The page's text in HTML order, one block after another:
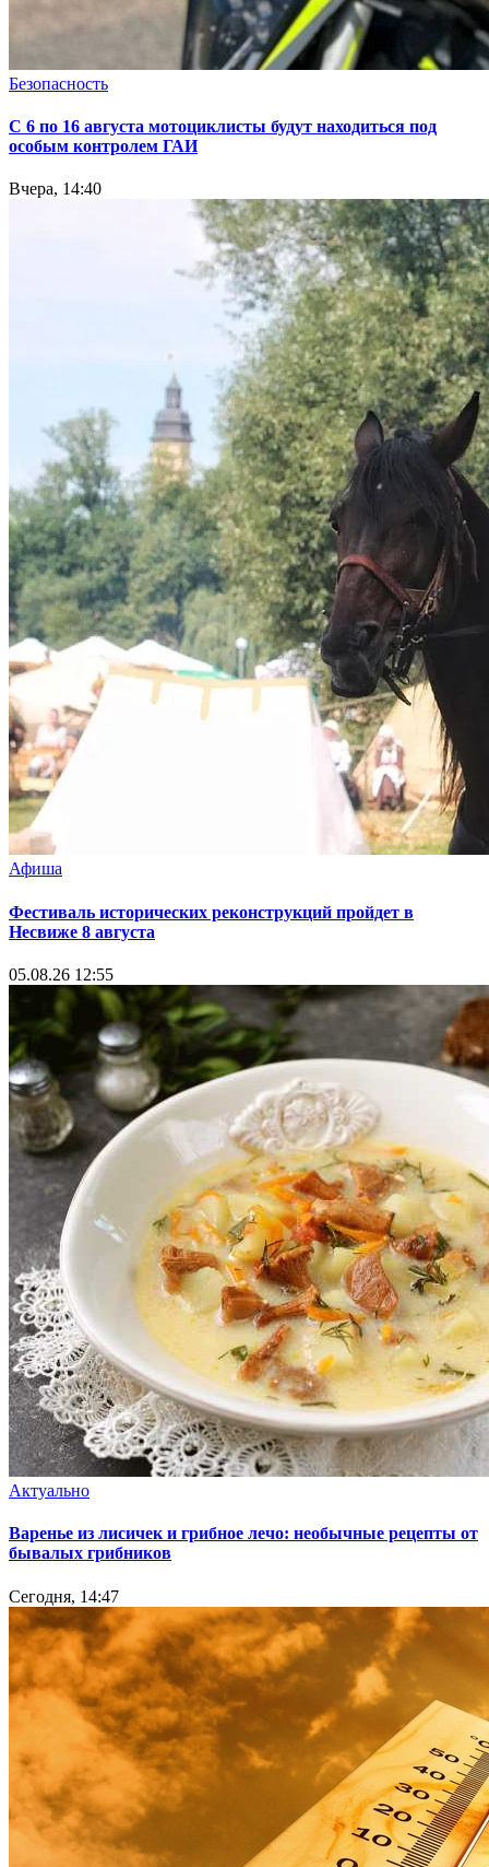
Безопасность
С 6 по 16 августа мотоциклисты будут находиться под
особым контролем ГАИ
Вчера, 14:40
Афиша
Фестиваль исторических реконструкций пройдет в
Несвиже 8 августа
05.08.26 12:55
Актуально
Варенье из лисичек и грибное лечо: необычные рецепты от
бывалых грибников
Сегодня, 14:47